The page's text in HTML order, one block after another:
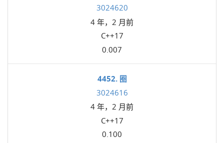
3024620
4 年，2 月前
C++17
0.007
4452. 圈
3024616
4 年，2 月前
C++17
0.100